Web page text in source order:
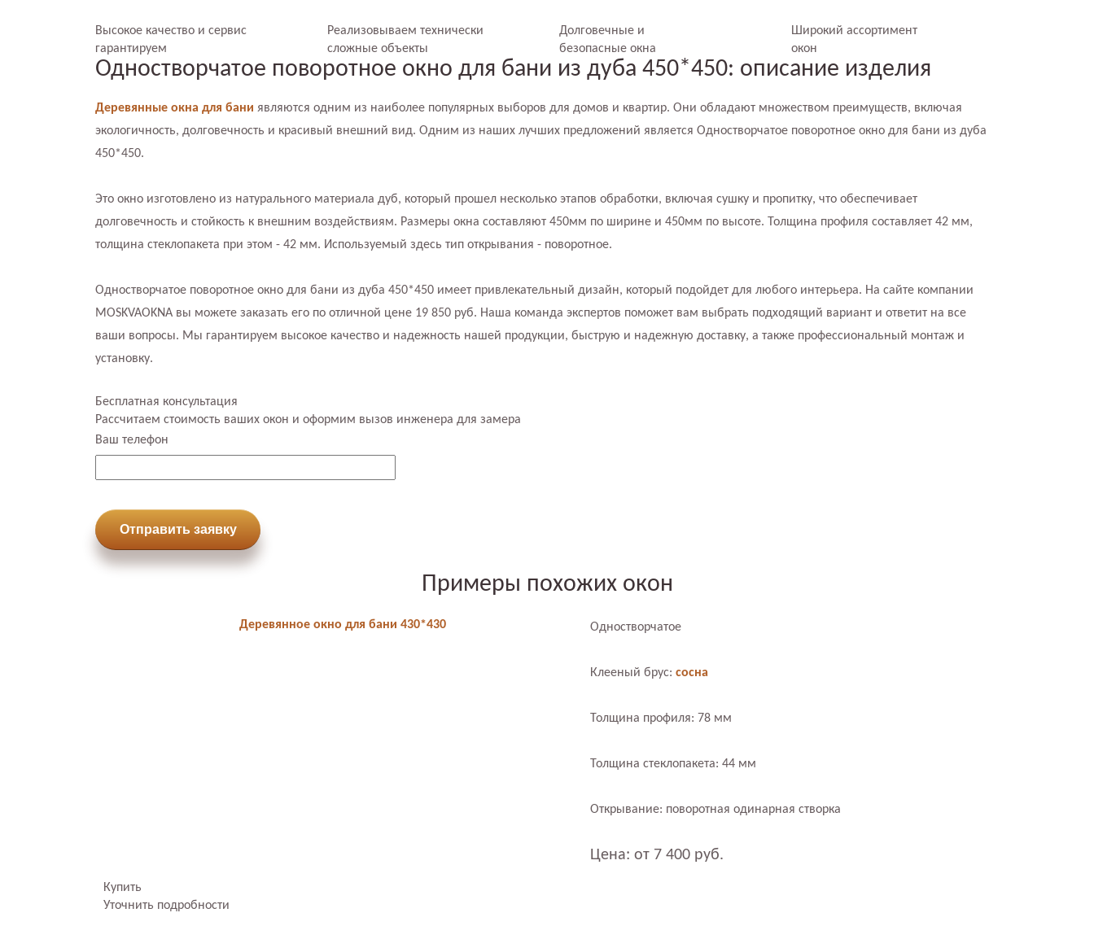
Высокое качество и сервис
гарантируем
Реализовываем технически
сложные объекты
Долговечные и
безопасные окна
Широкий ассортимент
окон
Одностворчатое поворотное окно для бани из дуба 450*450: описание изделия
Деревянные окна для бани являются одним из наиболее популярных выборов для домов и квартир. Они обладают множеством преимуществ, включая
экологичность, долговечность и красивый внешний вид. Одним из наших лучших предложений является Одностворчатое поворотное окно для бани из дуба
450*450.
Это окно изготовлено из натурального материала дуб, который прошел несколько этапов обработки, включая сушку и пропитку, что обеспечивает
долговечность и стойкость к внешним воздействиям. Размеры окна составляют 450мм по ширине и 450мм по высоте. Толщина профиля составляет 42 мм,
толщина стеклопакета при этом - 42 мм. Используемый здесь тип открывания - поворотное.
Одностворчатое поворотное окно для бани из дуба 450*450 имеет привлекательный дизайн, который подойдет для любого интерьера. На сайте компании
MOSKVAOKNA вы можете заказать его по отличной цене 19 850 руб. Наша команда экспертов поможет вам выбрать подходящий вариант и ответит на все
ваши вопросы. Мы гарантируем высокое качество и надежность нашей продукции, быструю и надежную доставку, а также профессиональный монтаж и
установку.
Бесплатная консультация
Рассчитаем стоимость ваших окон и оформим вызов инженера для замера
Ваш телефон
Отправить заявку
Примеры похожих окон
Деревянное окно для бани 430*430 Одностворчатое
Клееный брус:сосна
Толщина профиля: 78 мм
Толщина стеклопакета: 44 мм
Открывание: поворотная одинарная створка
Цена: от 7 400 руб.
Купить
Уточнить подробности